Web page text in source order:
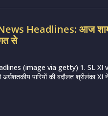
Headlines: आज
से
(image via getty) 1. SL XI vs
अर्धशतकीय पारियों की बदौलत श्रीलंका